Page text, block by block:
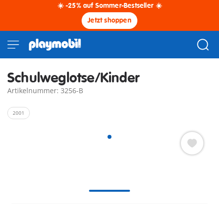
☀️ -25% auf Sommer-Bestseller ☀️
Jetzt shoppen
Schulweglotse/Kinder
Artikelnummer: 3256-B
2001